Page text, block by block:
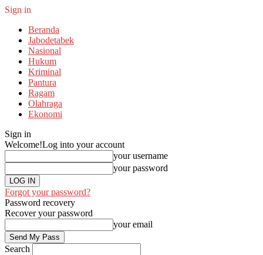
Sign in
Beranda
Jabodetabek
Nasional
Hukum
Kriminal
Pantura
Ragam
Olahraga
Ekonomi
Sign in
Welcome!Log into your account
your username
your password
Forgot your password?
Password recovery
Recover your password
your email
Search